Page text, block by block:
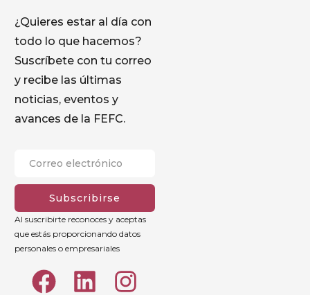
¿Quieres estar al día con
todo lo que hacemos?
Suscríbete con tu correo
y recibe las últimas
noticias, eventos y
avances de la FEFC.
Subscribirse
Al suscribirte reconoces y aceptas
que estás proporcionando datos
personales o empresariales